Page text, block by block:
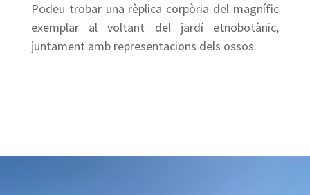
Podeu trobar una rèplica corpòria del magnífic
exemplar al voltant del jardí etnobotànic,
juntament amb representacions dels ossos.